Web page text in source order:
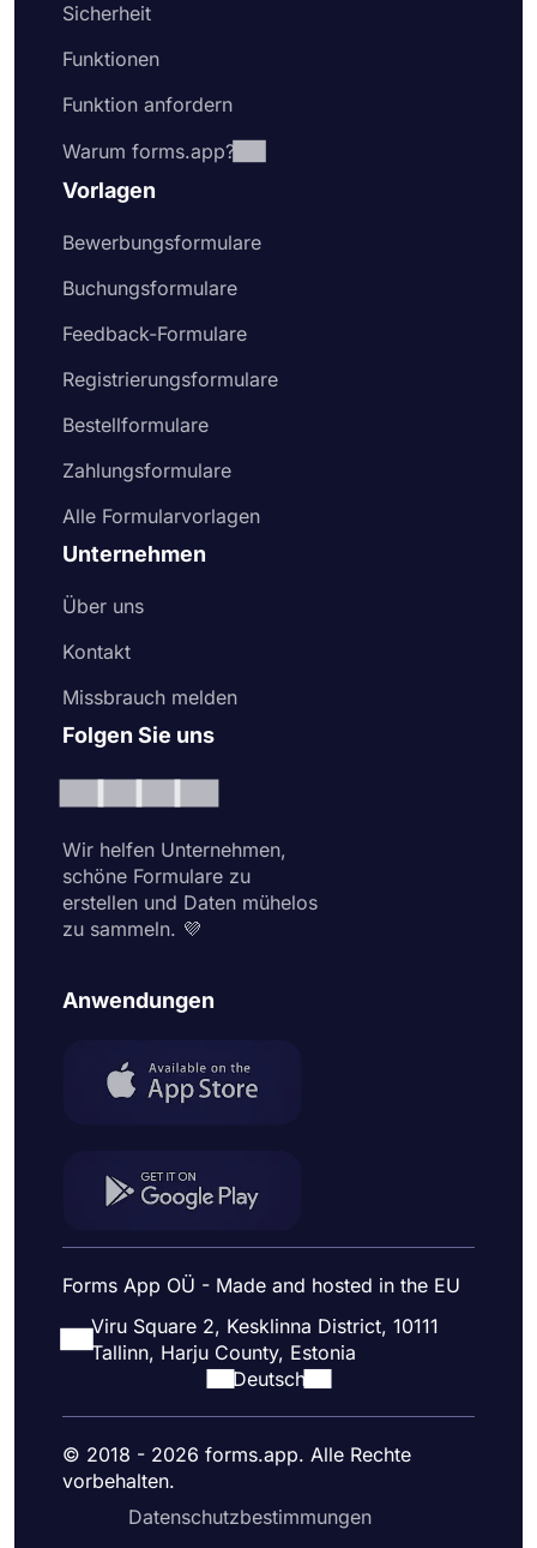
Sicherheit
Funktionen
Funktion anfordern
Warum forms.app?
Vorlagen
Bewerbungsformulare
Buchungsformulare
Feedback-Formulare
Registrierungsformulare
Bestellformulare
Zahlungsformulare
Alle Formularvorlagen
Unternehmen
Über uns
Kontakt
Missbrauch melden
Folgen Sie uns
Wir helfen Unternehmen,
schöne Formulare zu
erstellen und Daten mühelos
zu sammeln. 💜
Anwendungen
Forms App OÜ - Made and hosted in the EU
Viru Square 2, Kesklinna District, 10111
Tallinn, Harju County, Estonia
Deutsch
© 2018 - 2026 forms.app. Alle Rechte
vorbehalten.
Datenschutzbestimmungen